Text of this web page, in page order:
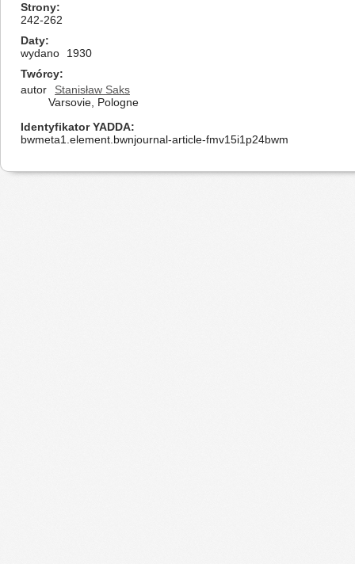
Strony
242-262
Daty
wydano
1930
Twórcy
autor
Stanisław Saks
Varsovie, Pologne
Identyfikator YADDA
bwmeta1.element.bwnjournal-article-fmv15i1p24bwm